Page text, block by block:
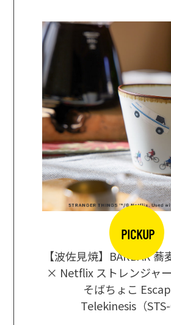
PICKUP
【波佐見焼】BARBAR
× Netflix ストレンジャ
そばちょこ
Telekinesis（STS-